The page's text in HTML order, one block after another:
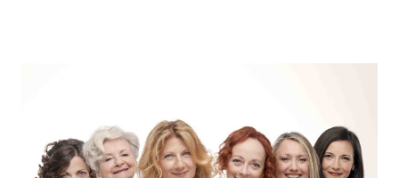
“Settembre dell’Accademia” dove si esibirà per il secondo anno
consecutivo. Il pubblico milanese avrà il piacere di applaudire i